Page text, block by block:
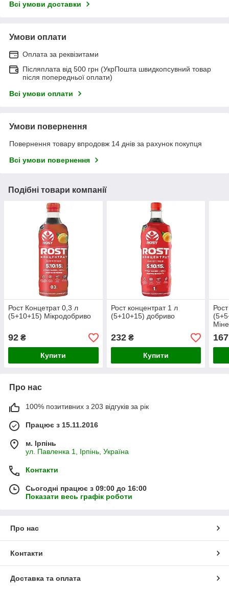
Всі умови доставки
Умови оплати
Оплата за реквізитами
Післяплата від 500 грн (УкрПошта швидкопсувний товар
після попередньої оплати)
Всі умови оплати
Умови повернення
Повернення товару впродовж 14 днів за рахунок покупця
Всі умови повернення
Подібні товари компанії
Рост Концетрат 0,3 л
(5+10+15) Мікродобриво
92 ₴
Купити
Рост концентрат 1 л
(5+10+15) добриво
232₴
Купити
167
Про нас
100% позитивних з 203 відгуків за рік
Працює з 15.11.2016
м. Ірпінь
ул. Павленка 1, Ірпінь, Україна
Контакти
Сьогодні працює з 09:00 до 16:00
Показати весь графік роботи
Про нас
Контакти
Доставка та оплата